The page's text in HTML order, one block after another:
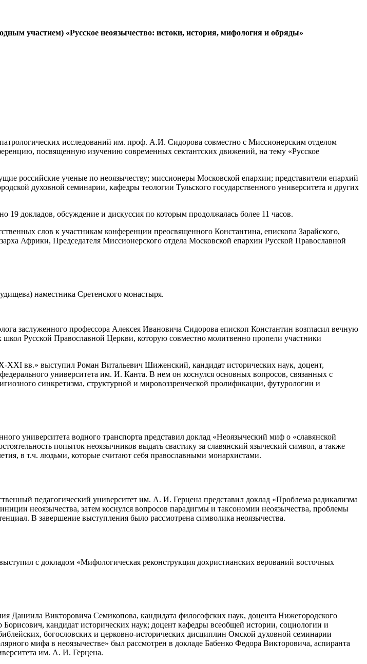
участием) «Русское неоязычество: истоки, история, мифология и обряды»
исследований им. проф. А.И. Сидорова совместно с Миссионерским отделом
посвященную изучению современных сектантских движений, на тему «Русское
российские ученые по неоязычеству; миссионеры Московской епархии; представители епархий
духовной семинарии, кафедры теологии Тульского государственного университета и других
19 докладов, обсуждение и дискуссия по которым продолжалась более 11 часов.
слов к участникам конференции преосвященного Константина, епископа Зарайского,
Африки, Председателя Миссионерского отдела Московской епархии Русской Православной
наместника Сретенского монастыря.
заслуженного профессора Алексея Ивановича Сидорова епископ Константин возгласил вечную
Русской Православной Церкви, которую совместно молитвенно пропели участники
XXI вв.» выступил Роман Витальевич Шиженский, кандидат исторических наук, доцент,
университета им. И. Канта. В нем он коснулся основных вопросов, связанных с
синкретизма, структурной и мировоззренческой пролификации, футурологии и
университета водного транспорта представил доклад «Неоязыческий миф о «славянской
попыток неоязычников выдать свастику за славянский языческий символ, а также
в т.ч. людьми, которые считают себя православными монархистами.
педагогический университет им. А. И. Герцена представил доклад «Проблема радикализма
неоязычества, затем коснулся вопросов парадигмы и таксономии неоязычества, проблемы
В завершение выступления было рассмотрена символика неоязычества.
с докладом «Мифологическая реконструкция дохристианских верований восточных
Даниила Викторовича Семикопова, кандидата философских наук, доцента Нижегородского
кандидат исторических наук; доцент кафедры всеобщей истории, социологии и
богословских и церковно-исторических дисциплин Омской духовной семинарии
мифа в неоязычестве» был рассмотрен в докладе Бабенко Федора Викторовича, аспиранта
им. А. И. Герцена.